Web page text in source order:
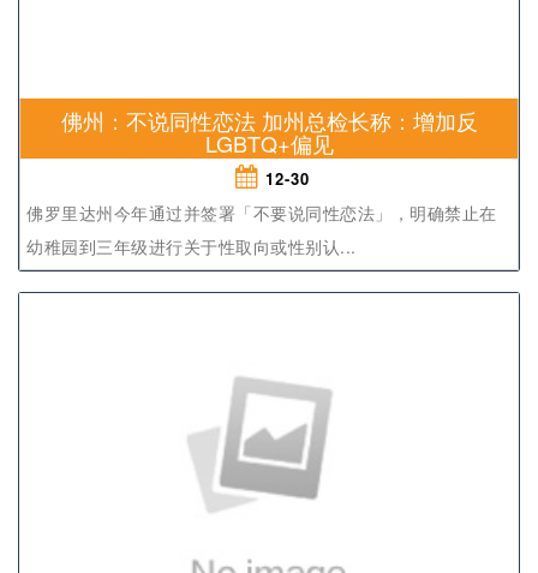
佛州：不说同性恋法 加州总检长称：增加反
LGBTQ+偏见
12-30
佛罗里达州今年通过并签署「不要说同性恋法」，明确禁止在
幼稚园到三年级进行关于性取向或性别认...